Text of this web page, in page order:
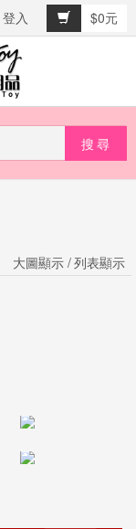
登入
$0元
大圖顯示 /列表顯示